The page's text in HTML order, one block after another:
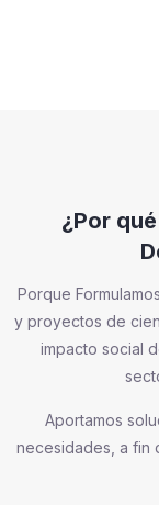
¿Por
Porque
y proyectos de
impacto social
Aportamos
necesidades, a fin